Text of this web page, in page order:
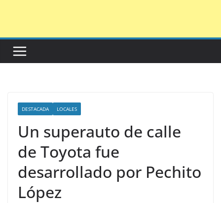
DESTACADA LOCALES
Un superauto de calle
de Toyota fue
desarrollado por Pechito
López